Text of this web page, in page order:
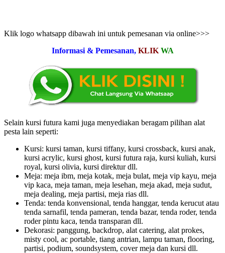
Klik logo whatsapp dibawah ini untuk pemesanan via online>>>
Informasi & Pemesanan, KLIK WA
Selain kursi futura kami juga menyediakan beragam pilihan alat
pesta lain seperti:
Kursi: kursi taman, kursi tiffany, kursi crossback, kursi anak,
kursi acrylic, kursi ghost, kursi futura raja, kursi kuliah, kursi
royal, kursi olivia, kursi direktur dll.
Meja: meja ibm, meja kotak, meja bulat, meja vip kayu, meja
vip kaca, meja taman, meja lesehan, meja akad, meja sudut,
meja dealing, meja partisi, meja rias dll.
Tenda: tenda konvensional, tenda hanggar, tenda kerucut atau
tenda sarnafil, tenda pameran, tenda bazar, tenda roder, tenda
roder pintu kaca, tenda transparan dll.
Dekorasi: panggung, backdrop, alat catering, alat prokes,
misty cool, ac portable, tiang antrian, lampu taman, flooring,
partisi, podium, soundsystem, cover meja dan kursi dll.